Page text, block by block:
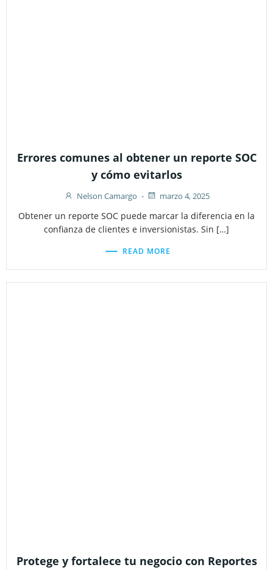
Errores comunes al obtener un reporte SOC
y cómo evitarlos
Nelson Camargo - marzo 4, 2025
Obtener un reporte SOC puede marcar la diferencia en la
confianza de clientes e inversionistas. Sin […]
READ MORE
Protege y fortalece tu negocio con Reportes